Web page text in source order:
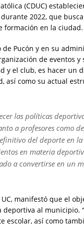
(CDUC)
2022, que
formación en la ciudad.
Pucón y en su
de eventos y
y el club, es hacer un
así como su actual
las políticas
a profesores como
del deporte en
en materia
a convertirse en un
manifestó que el
al municipio.
escolar, así como